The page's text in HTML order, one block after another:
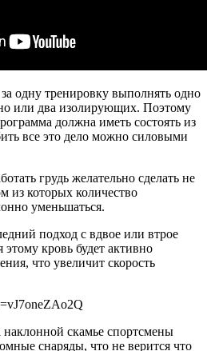
одну тренировку выполнять одно
или два изолирующих. Поэтому
должна иметь состоять из
все это дело можно силовыми
грудь желательно сделать не
из которых количество
уменьшаться.
подход с вдвое или втрое
кровь будет активно
что увеличит скорость
скамье спортсмены
снаряды, что не верится что